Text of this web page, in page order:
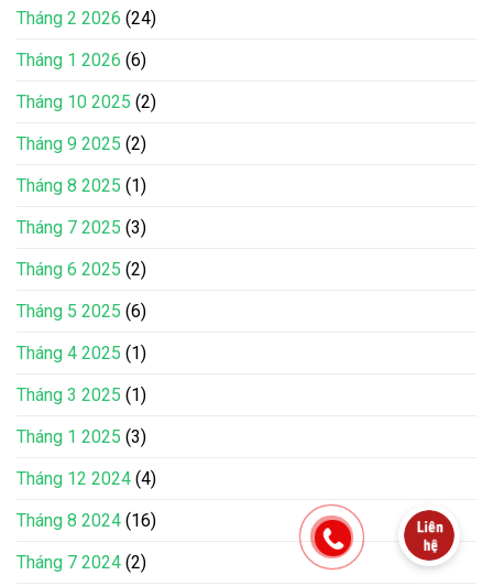
Tháng 2 2026 (24)
Tháng 1 2026 (6)
Tháng 10 2025 (2)
Tháng 9 2025 (2)
Tháng 8 2025 (1)
Tháng 7 2025 (3)
Tháng 6 2025 (2)
Tháng 5 2025 (6)
Tháng 4 2025 (1)
Tháng 3 2025 (1)
Tháng 1 2025 (3)
Tháng 12 2024 (4)
Tháng 8 2024 (16)
Tháng 7 2024 (2)